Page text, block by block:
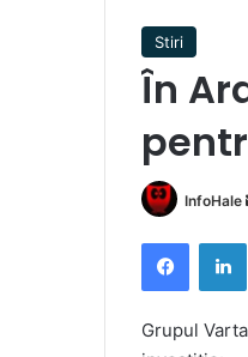
Stiri
În
InfoHale
Grupul